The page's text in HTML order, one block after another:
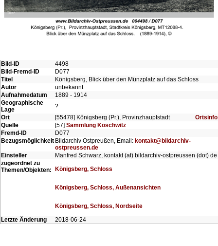
Bild-ID
4498
Bild-Fremd-ID
D077
Titel
Königsberg, Blick über den Münzplatz auf das Schloss
Autor
unbekannt
Aufnahmedatum
1889 - 1914
Geographische
Lage
?
Ort
[55478] Königsberg (Pr.), Provinzhauptstadt
Ortsinfo
Quelle
[57] Sammlung Koschwitz
Fremd-ID
D077
Bezugsmöglichkeit Bildarchiv Ostpreußen, Email: kontakt@bildarchiv-
ostpreussen.de
Einsteller
Manfred Schwarz, kontakt (at) bildarchiv-ostpreussen (dot) de
zugeordnet zu
Themen/Objekten:
Königsberg, Schloss
Königsberg, Schloss, Außenansichten
Königsberg, Schloss, Nordseite
Letzte Änderung
2018-06-24